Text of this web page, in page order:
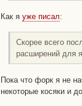
Как я уже писал:
Скорее всего
расширений для
Пока что форк я не
некоторые косяки и